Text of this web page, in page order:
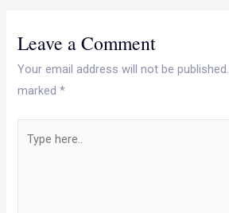
Leave a Comment
Your email address will not be published.
marked*
here..